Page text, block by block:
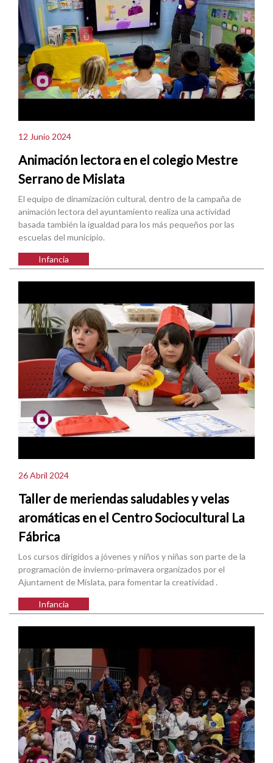
12 Junio 2024
Animación lectora en el colegio Mestre
Serrano de Mislata
El equipo de dinamización cultural, dentro de la campaña de
animación lectora del ayuntamiento realiza una actividad
basada también la igualdad para los más pequeños por las
escuelas del municipio.
Infancia
26 Abril 2024
Taller de meriendas saludables y velas
aromáticas en el Centro Sociocultural La
Fábrica
Los cursos dirigidos a jóvenes y niños y niñas son parte de la
programación de invierno-primavera organizados por el
Ajuntament de Mislata, para fomentar la creatividad .
Infancia